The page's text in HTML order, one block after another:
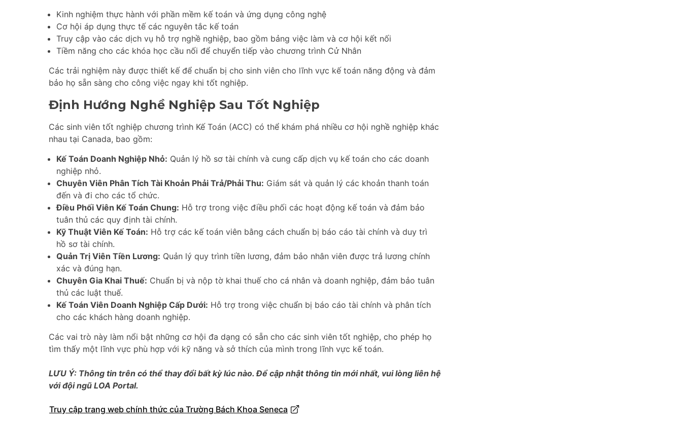
Kinh nghiệm thực hành với phần mềm kế toán và ứng dụng công nghệ
Cơ hội áp dụng thực tế các nguyên tắc kế toán
Truy cập vào các dịch vụ hỗ trợ nghề nghiệp, bao gồm bảng việc làm và cơ hội kết nối
Tiềm năng cho các khóa học cầu nối để chuyển tiếp vào chương trình Cử Nhân
Các trải nghiệm này được thiết kế để chuẩn bị cho sinh viên cho lĩnh vực kế toán năng động và đảm
bảo họ sẵn sàng cho công việc ngay khi tốt nghiệp.
Định Hướng Nghề Nghiệp Sau Tốt Nghiệp
Các sinh viên tốt nghiệp chương trình Kế Toán (ACC) có thể khám phá nhiều cơ hội nghề nghiệp khác
nhau tại Canada, bao gồm:
Kế Toán Doanh Nghiệp Nhỏ: Quản lý hồ sơ tài chính và cung cấp dịch vụ kế toán cho các doanh
nghiệp nhỏ.
Chuyên Viên Phân Tích Tài Khoản Phải Trả/Phải Thu: Giám sát và quản lý các khoản thanh toán
đến và đi cho các tổ chức.
Điều Phối Viên Kế Toán Chung: Hỗ trợ trong việc điều phối các hoạt động kế toán và đảm bảo
tuân thủ các quy định tài chính.
Kỹ Thuật Viên Kế Toán: Hỗ trợ các kế toán viên bằng cách chuẩn bị báo cáo tài chính và duy trì
hồ sơ tài chính.
Quản Trị Viên Tiền Lương: Quản lý quy trình tiền lương, đảm bảo nhân viên được trả lương chính
xác và đúng hạn.
Chuyên Gia Khai Thuế: Chuẩn bị và nộp tờ khai thuế cho cá nhân và doanh nghiệp, đảm bảo tuân
thủ các luật thuế.
Kế Toán Viên Doanh Nghiệp Cấp Dưới: Hỗ trợ trong việc chuẩn bị báo cáo tài chính và phân tích
cho các khách hàng doanh nghiệp.
Các vai trò này làm nổi bật những cơ hội đa dạng có sẵn cho các sinh viên tốt nghiệp, cho phép họ
tìm thấy một lĩnh vực phù hợp với kỹ năng và sở thích của mình trong lĩnh vực kế toán.
LƯU Ý: Thông tin trên có thể thay đổi bất kỳ lúc nào. Để cập nhật thông tin mới nhất, vui lòng liên hệ
với đội ngũ LOA Portal.
Truy cập trang web chính thức của Trường Bách Khoa Seneca